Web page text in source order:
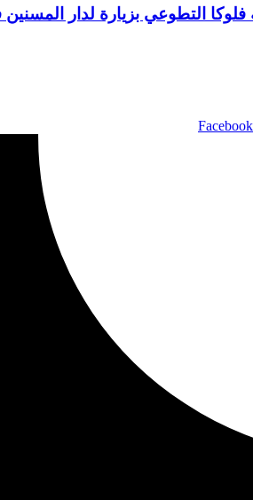
التطوعي بزيارة لدار المسنين
Facebook